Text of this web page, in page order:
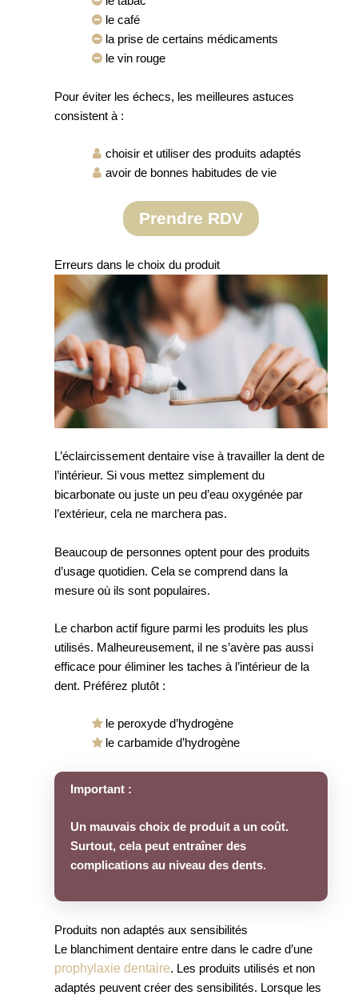
le café
la prise de certains médicaments
le vin rouge
Pour éviter les échecs, les meilleures astuces
consistent à :
choisir et utiliser des produits adaptés
avoir de bonnes habitudes de vie
Prendre RDV
Erreurs dans le choix du produit
L’éclaircissement dentaire vise à travailler la dent de
l’intérieur. Si vous mettez simplement du
bicarbonate ou juste un peu d’eau oxygénée par
l’extérieur, cela ne marchera pas.
Beaucoup de personnes optent pour des produits
d’usage quotidien. Cela se comprend dans la
mesure où ils sont populaires.
Le charbon actif figure parmi les produits les plus
utilisés. Malheureusement, il ne s’avère pas aussi
efficace pour éliminer les taches à l’intérieur de la
dent. Préférez plutôt :
le peroxyde d’hydrogène
le carbamide d’hydrogène
Important :
Un mauvais choix de produit a un coût.
Surtout, cela peut entraîner des
complications au niveau des dents.
Produits non adaptés aux sensibilités
Le blanchiment dentaire entre dans le cadre d’une
prophylaxie dentaire. Les produits utilisés et non
adaptés peuvent créer des sensibilités. Lorsque les